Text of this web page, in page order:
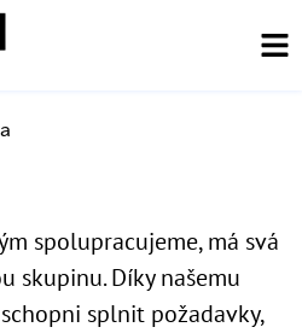
spolupracujeme, má svá
skupinu. Díky našemu
splnit požadavky,